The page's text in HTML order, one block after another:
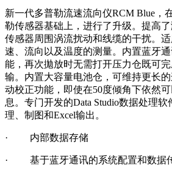
新一代多普勒流速流向仪RCM Blue，
勒传感器基础上，进行了升级。提高
传感器周围涡流扰动和线缆的干扰。
速、流向以及温度的测量。内置蓝牙
能，再次拋放时无需打开压力仓既可
输。内置大容量电池仓，可维持更长
动校正功能，即使在50度倾角下依然
息。专门开发的Data Studio数据处理
理、制图和Excel输出。
· 内部数据存储
· 基于蓝牙通讯的系统配置和数据